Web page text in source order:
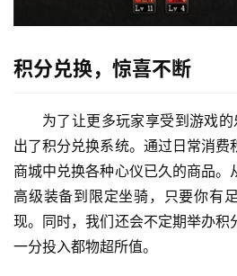
积分兑换，惊喜不断
为了让更多玩家享受到游戏
出了积分兑换系统。通过日常消费
商城中兑换各种心仪已久的商品。
高级装备到限定坐骑，只要你有
现。同时，我们还会不定期举办积
一分投入都物超所值。